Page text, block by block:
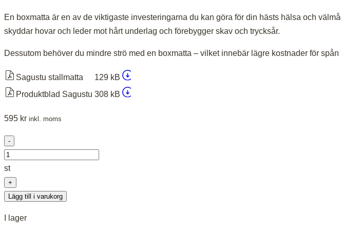
En boxmatta är en av de viktigaste investeringarna du kan göra för din hästs hälsa och
skyddar hovar och leder mot hårt underlag och förebygger skav och trycksår.
Dessutom behöver du mindre strö med en boxmatta – vilket innebär lägre kostnader för
Sagustu stallmatta
129 kB
Produktblad Sagustu 308 kB
595 kr inkl. moms
-
Boxmatta
Häst
16
mm
Sagustu
st
+
Lägg till i varukorg
I lager